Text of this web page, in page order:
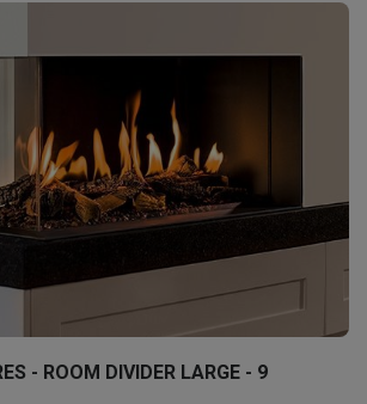
- ROOM DIVIDER LARGE - 9